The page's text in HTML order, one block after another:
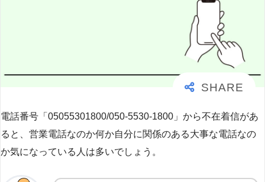
電話番号「05055301800/050-5530-1800」から不在着信があ
ると、営業電話なのか何か自分に関係のある大事な電話なの
か気になっている人は多いでしょう。